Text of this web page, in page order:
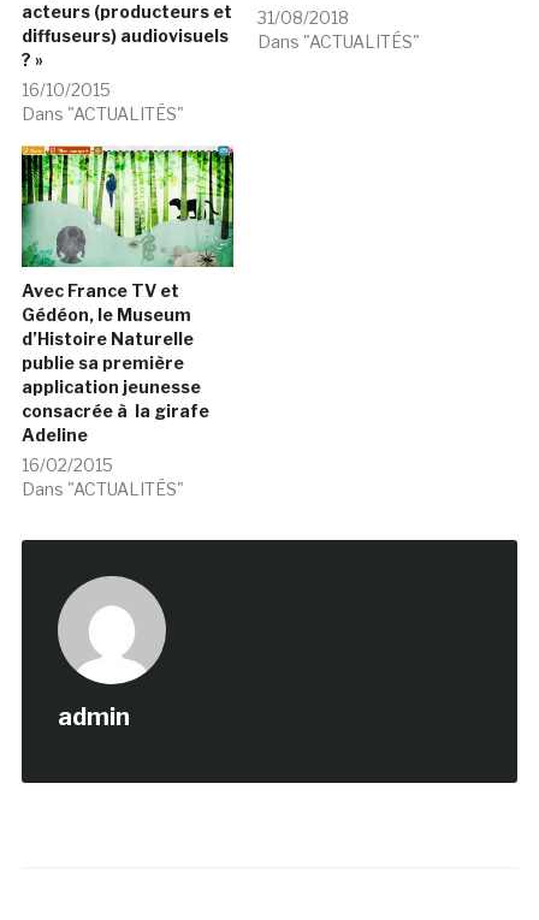
acteurs (producteurs et
diffuseurs) audiovisuels
? »
16/10/2015
Dans "ACTUALITÉS"
31/08/2018
Dans "ACTUALITÉS"
Avec France TV et
Gédéon, le Museum
d’Histoire Naturelle
publie sa première
application jeunesse
consacrée à la girafe
Adeline
16/02/2015
Dans "ACTUALITÉS"
admin